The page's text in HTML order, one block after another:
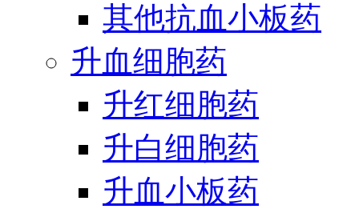
其他抗血小板药
升血细胞药
升红细胞药
升白细胞药
升血小板药